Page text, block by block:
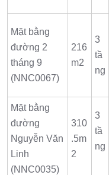
Mặt bằng
đường 2
tháng 9
(NNC0067)
216
m2
3
tầ
ng
Mặt bằng
đường
Nguyễn Văn
Linh
(NNC0035)
310
.5m
2
3
tầ
ng